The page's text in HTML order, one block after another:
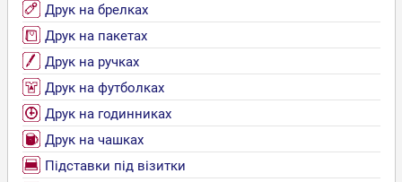
Друк на брелках
Друк на пакетах
Друк на ручках
Друк на футболках
Друк на годинниках
Друк на чашках
Підставки під візитки